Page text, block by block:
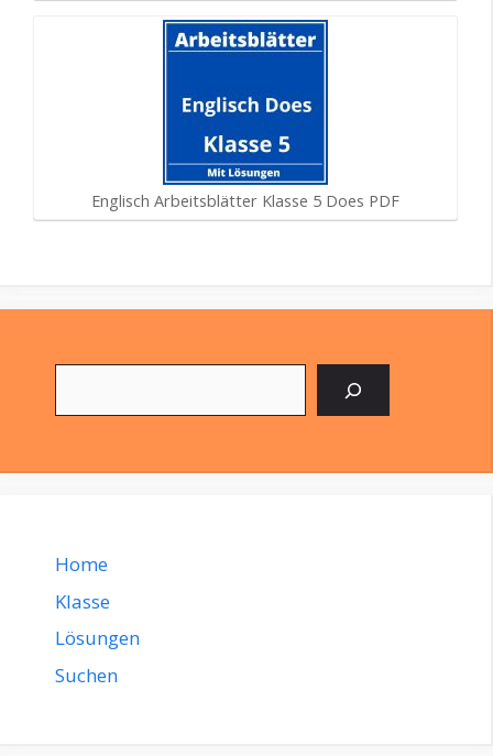
Englisch Arbeitsblätter Klasse 5 Does PDF
Home
Klasse
Lösungen
Suchen